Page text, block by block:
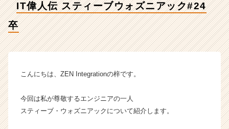
t
i
ム
イ
ン】
IT偉人伝 スティーブウォズニアック#24
卒
こんにちは、ZEN Integrationの梓です。
今回は私が尊敬するエンジニアの一人
スティーブ・ウォズニアックについて紹介します。